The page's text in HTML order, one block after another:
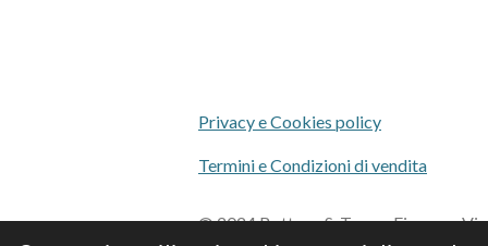
Privacy e Cookies policy
Termini e Condizioni di vendita
© 2024 Bottega S. Teresa Firenze -